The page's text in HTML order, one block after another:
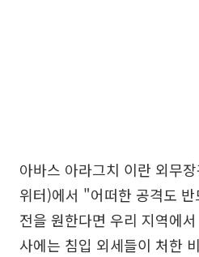
아바스 아라그치 이란 외무
위터)에서 "어떠한 공격도
전을 원한다면 우리 지역에
사에는 침입 외세들이 처한